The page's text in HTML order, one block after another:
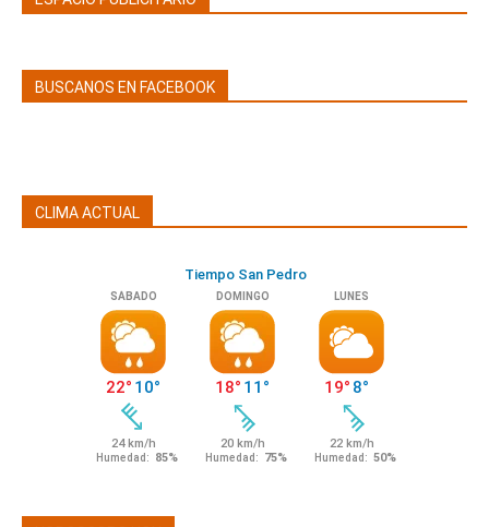
BUSCANOS EN FACEBOOK
CLIMA ACTUAL